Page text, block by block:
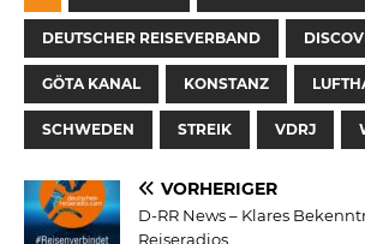
DEUTSCHER REISEVERBAND
GÖTA KANAL KONSTANZ
SCHWEDEN STREIK VDRJ
VORHERIGER
D-RR News – Klares
Reiseradios